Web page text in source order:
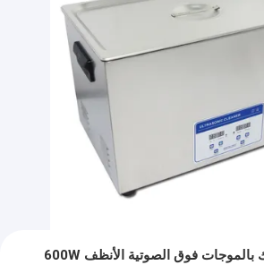
30L بينشتوب سونيك بالموجات فوق الصوتية الأنظف 600W